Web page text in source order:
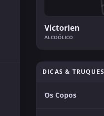
Victorien
ALCOÓLICO
DICAS & TRUQUES
Os Copos